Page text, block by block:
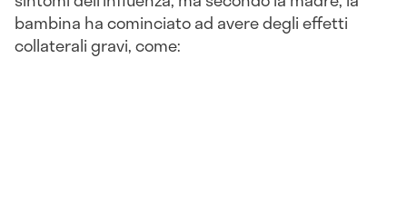
bambina ha cominciato ad avere degli effetti
collaterali gravi, come: